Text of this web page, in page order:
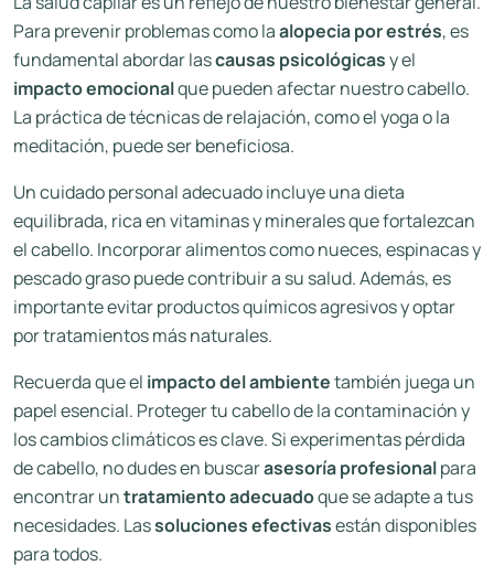
Para prevenir problemas como laalopecia por estrés, es
fundamental abordar lascausas psicológicasy el
impacto emocionalque pueden afectar nuestro cabello.
La práctica de técnicas de relajación, como el yoga o la
meditación, puede ser beneficiosa.
Un cuidado personal adecuado incluye una dieta
equilibrada, rica en vitaminas y minerales que fortalezcan
el cabello. Incorporar alimentos como nueces, espinacas y
pescado graso puede contribuir a su salud. Además, es
importante evitar productos químicos agresivos y optar
por tratamientos más naturales.
Recuerda que el impacto del ambientetambién juega un
papel esencial. Proteger tu cabello de la contaminación y
los cambios climáticos es clave. Si experimentas pérdida
de cabello, no dudes en buscarasesoría profesionalpara
encontrar untratamiento adecuadoque se adapte a tus
necesidades. Lassoluciones efectivasestán disponibles
para todos.